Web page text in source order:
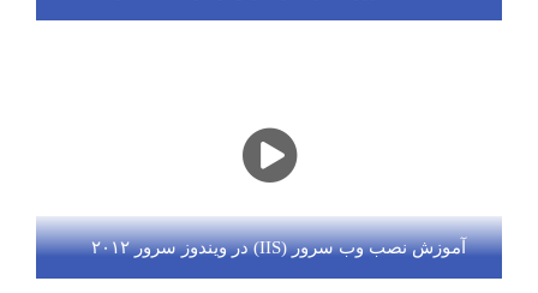
آموزش نصب وب سرور (IIS) در ویندوز سرور ۲۰۱۲